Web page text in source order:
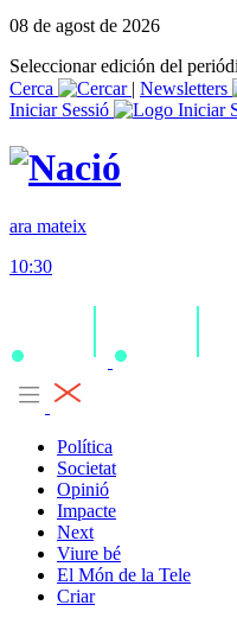
08 de agost de 2026
Seleccionar edición del
Cerca
| Newsletters
Iniciar Sessió
ara mateix
10:30
Política
Societat
Opinió
Impacte
Next
Viure bé
El Món de la Tele
Criar